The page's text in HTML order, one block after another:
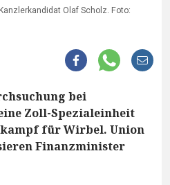
Olaf Scholz. Foto:
bei
Zoll-Spezialeinheit
für Wirbel. Union
Finanzminister